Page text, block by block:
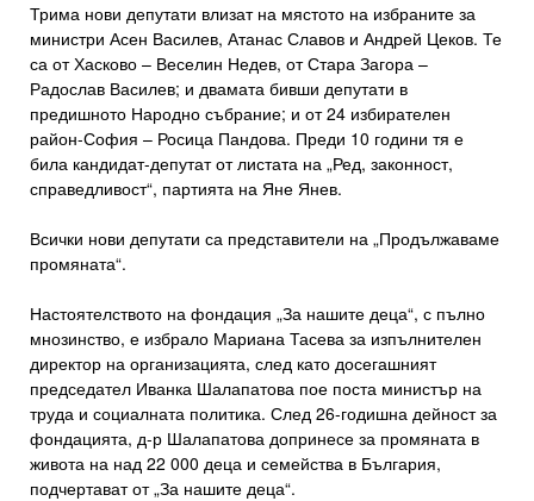
Трима нови депутати влизат на мястото на избраните за
министри Асен Василев, Атанас Славов и Андрей Цеков. Те
са от Хасково – Веселин Недев, от Стара Загора –
Радослав Василев; и двамата бивши депутати в
предишното Народно събрание; и от 24 избирателен
район-София – Росица Пандова. Преди 10 години тя е
била кандидат-депутат от листата на „Ред, законност,
справедливост“, партията на Яне Янев.
Всички нови депутати са представители на „Продължаваме
промяната“.
Настоятелството на фондация „За нашите деца“, с пълно
мнозинство, е избрало Мариана Тасева за изпълнителен
директор на организацията, след като досегашният
председател Иванка Шалапатова пое поста министър на
труда и социалната политика. След 26-годишна дейност за
фондацията, д-р Шалапатова допринесе за промяната в
живота на над 22 000 деца и семейства в България,
подчертават от „За нашите деца“.